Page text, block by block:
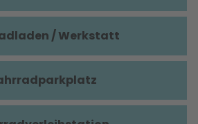
/ Werkstatt